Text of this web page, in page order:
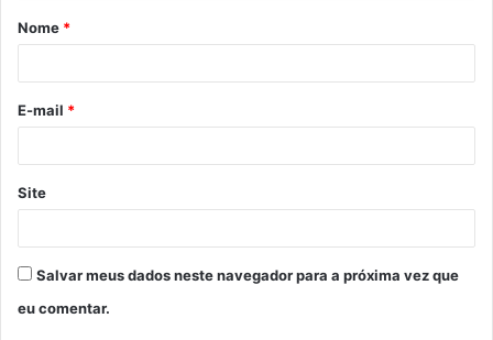
Nome *
E-mail *
Site
Salvar meus dados neste navegador para a próxima vez que
eu comentar.